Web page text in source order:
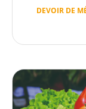
DEVOIR DE